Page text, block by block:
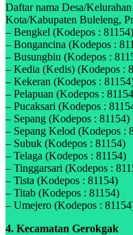
Daftar nama Desa/
Kota/Kabupaten Buleleng,
– Bengkel (Kodepos : 81154)
– Bongancina (Kodepos :
– Busungbiu (Kodepos :
– Kedia (Kedis) (Kodepos :
– Kekeran (Kodepos :
– Pelapuan (Kodepos :
– Pucaksari (Kodepos :
– Sepang (Kodepos : 81154)
– Sepang Kelod (Kodepos :
– Subuk (Kodepos : 81154)
– Telaga (Kodepos : 81154)
– Tinggarsari (Kodepos :
– Tista (Kodepos : 81154)
– Titab (Kodepos : 81154)
– Umejero (Kodepos :
4. Kecamatan Gerokgak